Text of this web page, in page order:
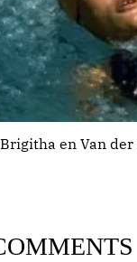
en Van der